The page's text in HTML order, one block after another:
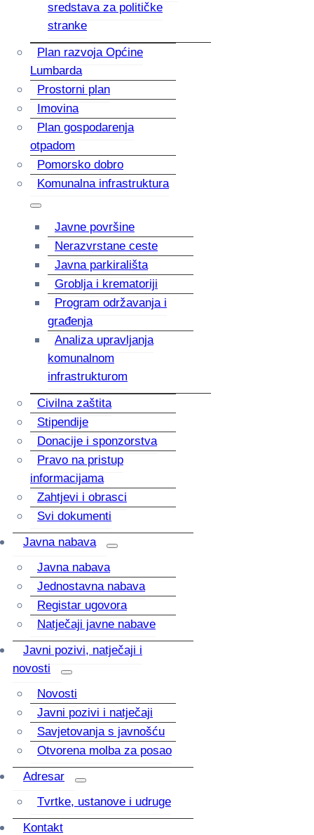
sredstava za političke
stranke
Plan razvoja Općine
Lumbarda
Prostorni plan
Imovina
Plan gospodarenja
otpadom
Pomorsko dobro
Komunalna infrastruktura
Javne površine
Nerazvrstane ceste
Javna parkirališta
Groblja i krematoriji
Program održavanja i
građenja
Analiza upravljanja
komunalnom
infrastrukturom
Civilna zaštita
Stipendije
Donacije i sponzorstva
Pravo na pristup
informacijama
Zahtjevi i obrasci
Svi dokumenti
Javna nabava
Javna nabava
Jednostavna nabava
Registar ugovora
Natječaji javne nabave
Javni pozivi, natječaji i
novosti
Novosti
Javni pozivi i natječaji
Savjetovanja s javnošću
Otvorena molba za posao
Adresar
Tvrtke, ustanove i udruge
Kontakt